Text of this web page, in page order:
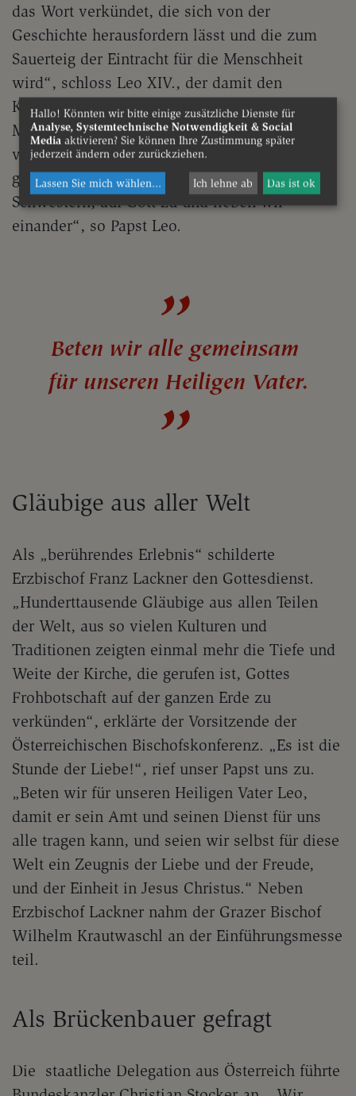
das Wort verkündet, die sich von der
Geschichte herausfordern lässt und die zum
Sauerteig der Eintracht für die Menschheit
wird“, schloss Leo XIV., der damit den
Kerngedanken einer für die gesamte
Menschheit offenen Kirche aus dem Pontifikat
von Papst Franziskus aufgriff. „Gehen wir
gemeinsam, als ein Volk, alle Brüder und
Schwestern, auf Gott zu und lieben wir
einander“, so Papst Leo.
Beten wir alle gemeinsam
für unseren Heiligen Vater.
Gläubige aus aller Welt
Als „berührendes Erlebnis“ schilderte
Erzbischof Franz Lackner den Gottesdienst.
„Hunderttausende Gläubige aus allen Teilen
der Welt, aus so vielen Kulturen und
Traditionen zeigten einmal mehr die Tiefe und
Weite der Kirche, die gerufen ist, Gottes
Frohbotschaft auf der ganzen Erde zu
verkünden“, erklärte der Vorsitzende der
Österreichischen Bischofskonferenz. „Es ist die
Stunde der Liebe!“, rief unser Papst uns zu.
„Beten wir für unseren Heiligen Vater Leo,
damit er sein Amt und seinen Dienst für uns
alle tragen kann, und seien wir selbst für diese
Welt ein Zeugnis der Liebe und der Freude,
und der Einheit in Jesus Christus.“ Neben
Erzbischof Lackner nahm der Grazer Bischof
Wilhelm Krautwaschl an der Einführungsmesse
teil.
Als Brückenbauer gefragt
Die staatliche Delegation aus Österreich führte
Hallo! Könnten wir bitte einige zusätzliche Dienste für
Analyse, Systemtechnische Notwendigkeit & Social
Media aktivieren? Sie können Ihre Zustimmung später
jederzeit ändern oder zurückziehen.
Lassen Sie mich wählen... Ich lehne ab Das ist ok